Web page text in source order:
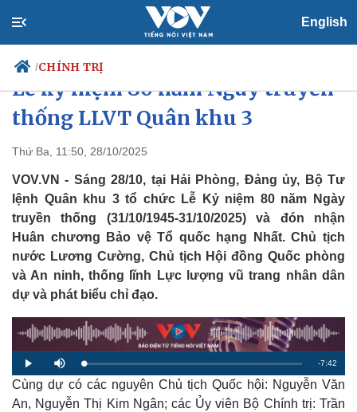
English
/CHÍNH TRỊ
Chính trị
Tổ chức nhân sự
Quốc hội
Nhận diện sự thật
Tin 24h
Dự báo thời tiết
Giáo dục
Dấu ấn VOV
Việc làm
Biển đảo
Chủ tịch nước Lương Cường dự
Lễ kỷ niệm 80 năm Ngày truyền
thống LLVT Quân khu 3
Thứ Ba, 11:50, 28/10/2025
VOV.VN - Sáng 28/10, tại Hải Phòng, Đảng ủy, Bộ Tư
lệnh Quân khu 3 tổ chức Lễ Kỷ niệm 80 năm Ngày
truyền thống (31/10/1945-31/10/2025) và đón nhận
Huân chương Bảo vệ Tổ quốc hạng Nhất. Chủ tịch
nước Lương Cường, Chủ tịch Hội đồng Quốc phòng
và An ninh, thống lĩnh Lực lượng vũ trang nhân dân
dự và phát biểu chỉ đạo.
P
l
a
y
M
u
t
e
L
o
a
d
e
R
-7:42
Cùng dự có các nguyên Chủ tịch Quốc hội: Nguyễn Văn
An, Nguyễn Thị Kim Ngân; các Ủy viên Bộ Chính trị: Trần